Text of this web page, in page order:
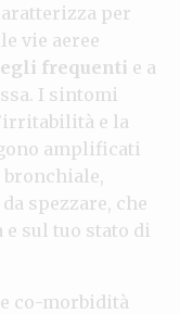
per
vie aeree
frequenti e a
I sintomi
e la
amplificati
spezzare, che
sul tuo stato di
co-morbidità